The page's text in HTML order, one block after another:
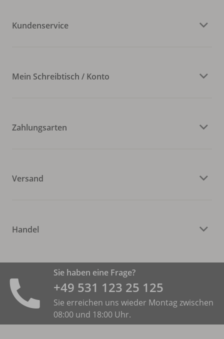
Kundenservice
Mein Schreibtisch / Konto
Zahlungsarten
Versand
Handel
Sie haben eine Frage?
+49 531 ­123 25 125
Sie erreichen uns wieder Montag zwischen
08:00 und 18:00 Uhr.